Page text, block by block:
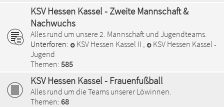
KSV Hessen Kassel - Zweite Mannschaft &
Nachwuchs
Alles rund um unsere 2. Mannschaft und Jugendteams.
Unterforen:
KSV Hessen Kassel II ,
KSV Hessen Kassel -
Jugend
Themen: 585
KSV Hessen Kassel - Frauenfußball
Alles rund um die Teams unserer Löwinnen.
Themen: 68